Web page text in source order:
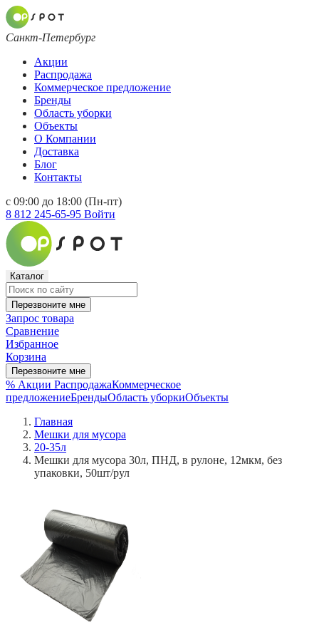
Санкт-Петербург
Акции
Распродажа
Коммерческое предложение
Бренды
Область уборки
Объекты
О Компании
Доставка
Блог
Контакты
с 09:00 до 18:00 (Пн-пт)
8 812 245-65-95 Войти
Каталог
Перезвоните мне
Запрос товара
Сравнение
Избранное
Корзина
Перезвоните мне
% Акции РаспродажаКоммерческое
предложениеБрендыОбласть уборкиОбъекты
Главная
Мешки для мусора
20-35л
Мешки для мусора 30л, ПНД, в рулоне, 12мкм, без
упаковки, 50шт/рул